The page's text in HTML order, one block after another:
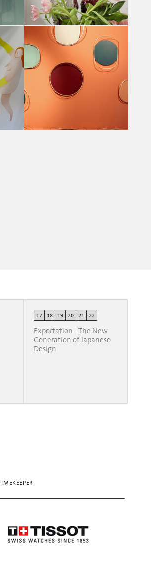
17 18 19 20 21 22
Exportation - The New
Generation of Japanese
Design